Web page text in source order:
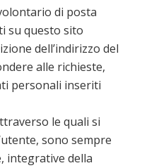
di posta
su questo sito
dell’indirizzo del
alle richieste,
personali inseriti
le quali si
sono sempre
integrative della